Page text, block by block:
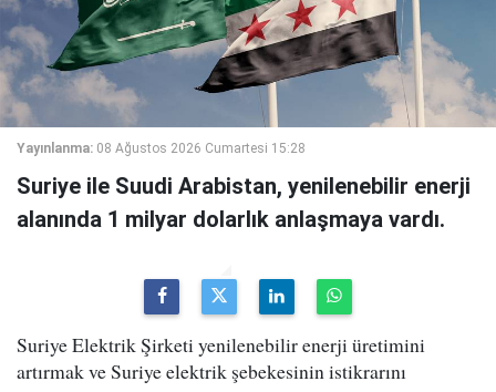
Yayınlanma: 08 Ağustos 2026 Cumartesi 15:28
Suriye ile Suudi Arabistan, yenilenebilir enerji
alanında 1 milyar dolarlık anlaşmaya vardı.
Suriye Elektrik Şirketi yenilenebilir enerji üretimini
artırmak ve Suriye elektrik şebekesinin istikrarını